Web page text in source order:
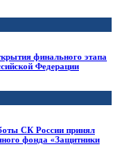
финального этапа
Федерации
СК России принял
фонда «Защитники